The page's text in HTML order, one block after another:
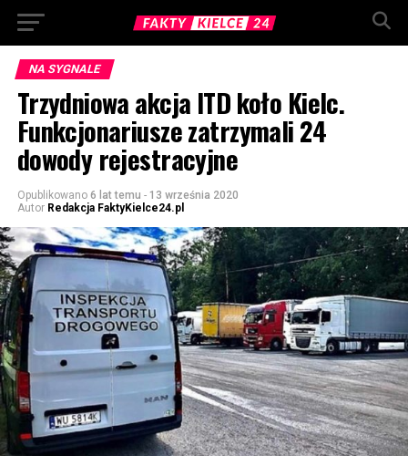
NA SYGNALE
Trzydniowa akcja ITD koło Kielc.
Funkcjonariusze zatrzymali 24
dowody rejestracyjne
Opublikowano 6 lat temu - 13 września 2020
Autor Redakcja FaktyKielce24.pl